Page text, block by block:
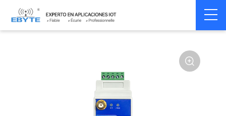
Home > Modem >
Transmission/Synchroniz
